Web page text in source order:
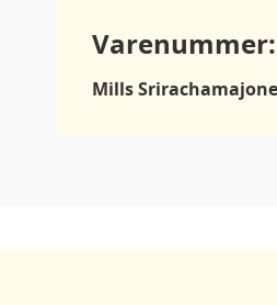
Varenummer:
Mills